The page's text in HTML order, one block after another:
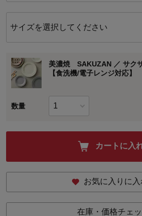
サイズを選択してください
美濃焼 SAKUZAN ／ サク
【食洗機/電子レンジ対応】
数量
カートに入
お気に入りに入
在庫・価格チェ